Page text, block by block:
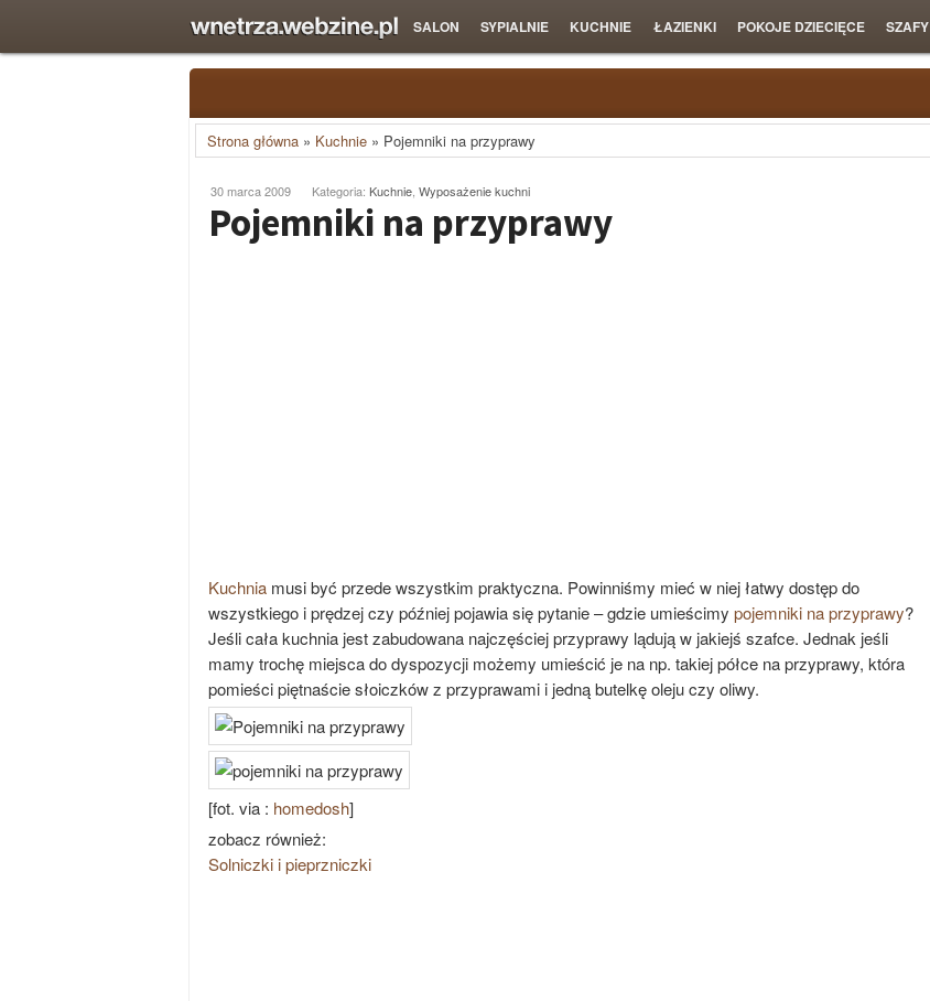
SALON SYPIALNIE KUCHNIE ŁAZIENKI POKOJE DZIECIĘCE SZAFY
Strona główna » Kuchnie » Pojemniki na przyprawy
30 marca 2009 Kategoria: Kuchnie Wyposażenie kuchni
Pojemniki na przyprawy
Kuchnia musi być przede wszystkim praktyczna. Powinniśmy mieć w niej łatwy dostęp do
wszystkiego i prędzej czy później pojawia się pytanie – gdzie umieścimy pojemniki na przyprawy?
Jeśli cała kuchnia jest zabudowana najczęściej przyprawy lądują w jakiejś szafce. Jednak jeśli
mamy trochę miejsca do dyspozycji możemy umieścić je na np. takiej półce na przyprawy, która
pomieści piętnaście słoiczków z przyprawami i jedną butelkę oleju czy oliwy.
[fot. via : homedosh]
zobacz również:
Solniczki i pieprzniczki